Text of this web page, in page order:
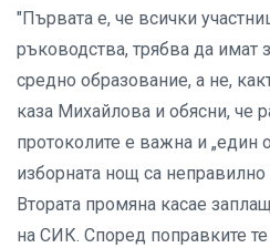
"Първата е, че всички
ръководства, трябва да
средно образование, а не,
каза Михайлова и обясни, че
протоколите е важна и „един
изборната нощ са
Втората промяна касае
на СИК. Според поправките